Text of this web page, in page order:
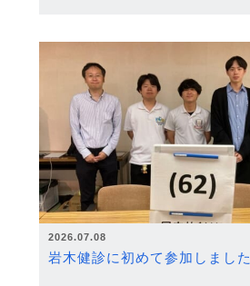
2026.07.08
岩木健診に初めて参加しました